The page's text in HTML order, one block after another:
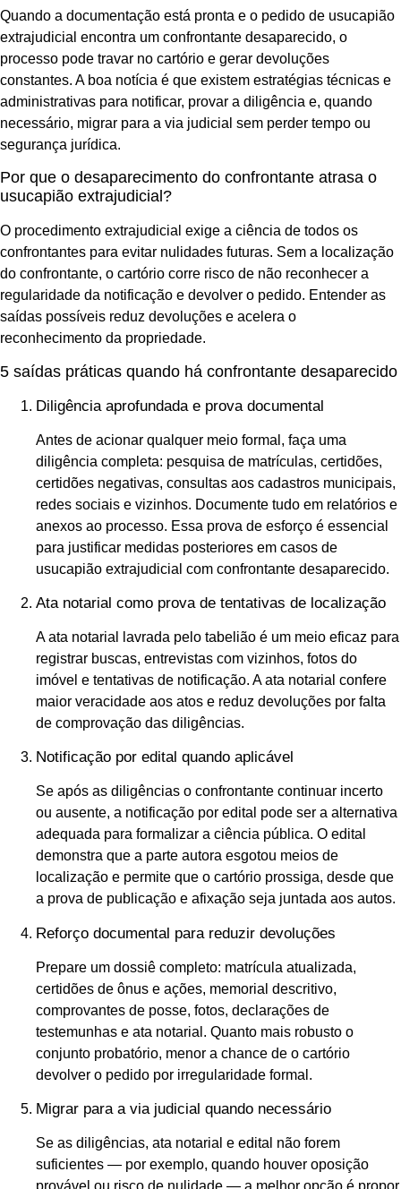
Quando a documentação está pronta e o pedido de usucapião
extrajudicial encontra um confrontante desaparecido, o
processo pode travar no cartório e gerar devoluções
constantes. A boa notícia é que existem estratégias técnicas e
administrativas para notificar, provar a diligência e, quando
necessário, migrar para a via judicial sem perder tempo ou
segurança jurídica.
Por que o desaparecimento do confrontante atrasa o
usucapião extrajudicial?
O procedimento extrajudicial exige a ciência de todos os
confrontantes para evitar nulidades futuras. Sem a localização
do confrontante, o cartório corre risco de não reconhecer a
regularidade da notificação e devolver o pedido. Entender as
saídas possíveis reduz devoluções e acelera o
reconhecimento da propriedade.
5 saídas práticas quando há confrontante desaparecido
Diligência aprofundada e prova documental
Antes de acionar qualquer meio formal, faça uma
diligência completa: pesquisa de matrículas, certidões,
certidões negativas, consultas aos cadastros municipais,
redes sociais e vizinhos. Documente tudo em relatórios e
anexos ao processo. Essa prova de esforço é essencial
para justificar medidas posteriores em casos de
usucapião extrajudicial com confrontante desaparecido.
Ata notarial como prova de tentativas de localização
A ata notarial lavrada pelo tabelião é um meio eficaz para
registrar buscas, entrevistas com vizinhos, fotos do
imóvel e tentativas de notificação. A ata notarial confere
maior veracidade aos atos e reduz devoluções por falta
de comprovação das diligências.
Notificação por edital quando aplicável
Se após as diligências o confrontante continuar incerto
ou ausente, a notificação por edital pode ser a alternativa
adequada para formalizar a ciência pública. O edital
demonstra que a parte autora esgotou meios de
localização e permite que o cartório prossiga, desde que
a prova de publicação e afixação seja juntada aos autos.
Reforço documental para reduzir devoluções
Prepare um dossiê completo: matrícula atualizada,
certidões de ônus e ações, memorial descritivo,
comprovantes de posse, fotos, declarações de
testemunhas e ata notarial. Quanto mais robusto o
conjunto probatório, menor a chance de o cartório
devolver o pedido por irregularidade formal.
Migrar para a via judicial quando necessário
Se as diligências, ata notarial e edital não forem
suficientes — por exemplo, quando houver oposição